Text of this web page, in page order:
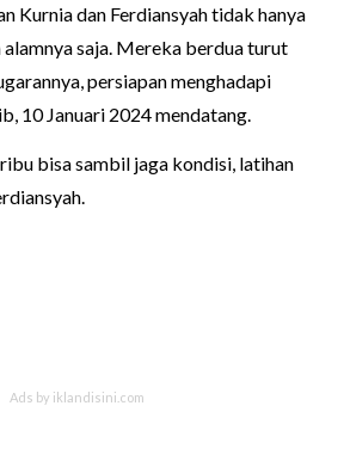
Kurnia dan Ferdiansyah tidak hanya
saja. Mereka berdua turut
persiapan menghadapi
10 Januari 2024 mendatang.
bisa sambil jaga kondisi, latihan